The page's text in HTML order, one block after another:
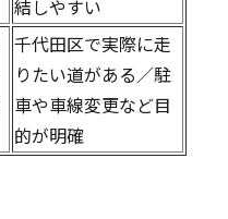
結しやすい
千代田区で実際に走
りたい道がある／駐
車や車線変更など目
的が明確